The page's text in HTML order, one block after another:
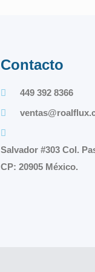
Contacto
449 392 8366
Salvador #303 Col.
CP: 20905 México.